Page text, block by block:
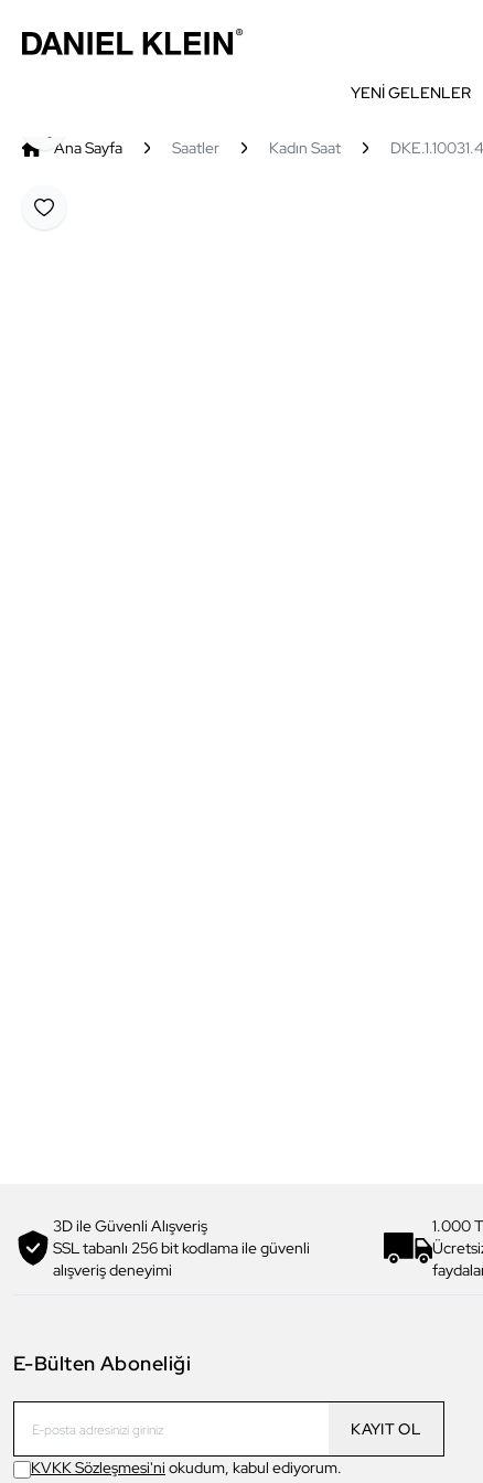
YENİ GELENLER
Ana Sayfa Saatler Kadın Saat
Favoriye Ekle
Paylaş
3D ile Güvenli Alışveriş
SSL tabanlı 256 bit kodlama ile güvenli
alışveriş deneyimi
1.000
E-Bülten Aboneliği
KAYIT OL
KVKK Sözleşmesi'ni okudum, kabul ediyorum.